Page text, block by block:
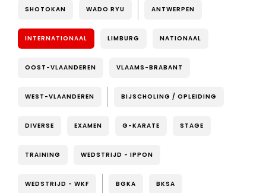
SHOTOKAN WADO RYU ANTWERPEN
INTERNATIONAAL LIMBURG NATIONAAL
OOST-VLAANDEREN VLAAMS-BRABANT
WEST-VLAANDEREN BIJSCHOLING / OPLEIDING
DIVERSE EXAMEN G-KARATE STAGE
TRAINING WEDSTRIJD - IPPON
WEDSTRIJD - WKF BGKA BKSA